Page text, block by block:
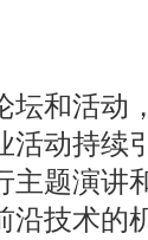
坛和活动
活动持续
主题演讲
沿技术的